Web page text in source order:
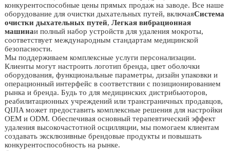
конкурентоспособные цены прямых продаж на заводе. Все наше
оборудование для очистки дыхательных путей, включаяСистема
очистки дыхательных путей, Легкая вибрационная
машинаи полный набор устройств для удаления мокроты,
соответствует международным стандартам медицинской
безопасности.
Мы поддерживаем комплексные услуги персонализации.
Клиенты могут настроить логотип бренда, цвет оболочки
оборудования, функциональные параметры, дизайн упаковки и
операционный интерфейс в соответствии с позиционированием
рынка и бренда. Будь то для медицинских дистрибьюторов,
реабилитационных учреждений или трансграничных продавцов,
QIJIA может предоставить комплексные решения для настройки
OEM и ODM. Обеспечивая основный терапевтический эффект
удаления высокочастотной осцилляции, мы помогаем клиентам
создавать эксклюзивные брендовые продукты и повышать
конкурентоспособность на рынке.